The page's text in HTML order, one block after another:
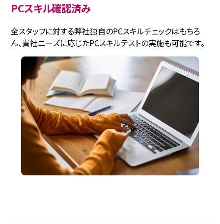
PCスキル確認済み
全スタッフに対する弊社独自のPCスキルチェックはもちろ
ん、貴社ニーズに応じたPCスキルテストの実施も可能です。